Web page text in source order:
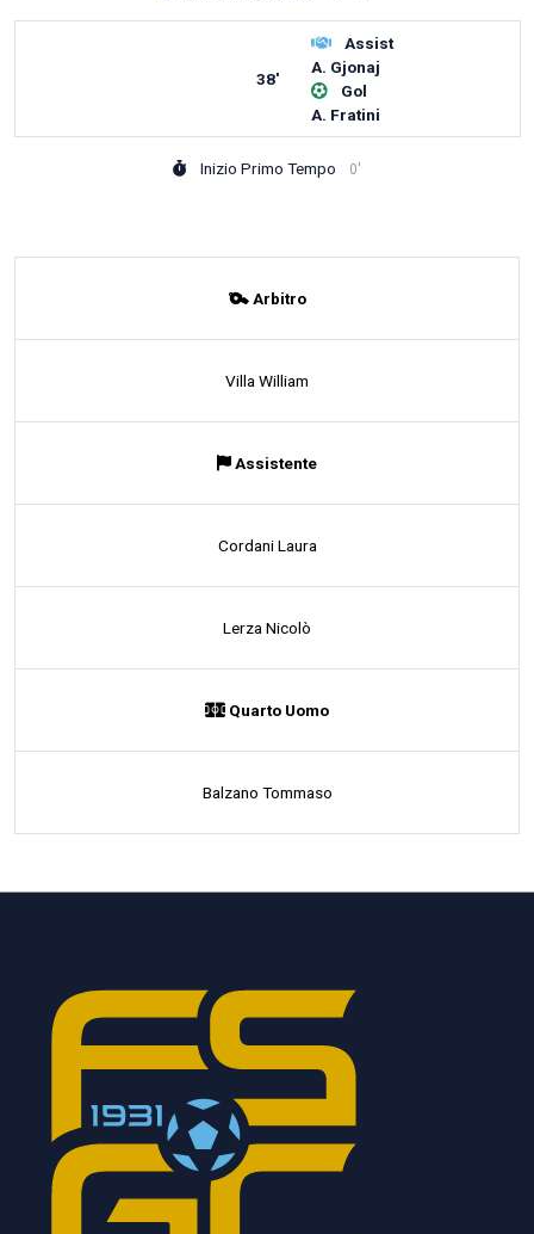
38'
Assist
A. Gjonaj
Gol
A. Fratini
Inizio Primo Tempo 0'
Arbitro
Villa William
Assistente
Cordani Laura
Lerza Nicolò
Quarto Uomo
Balzano Tommaso